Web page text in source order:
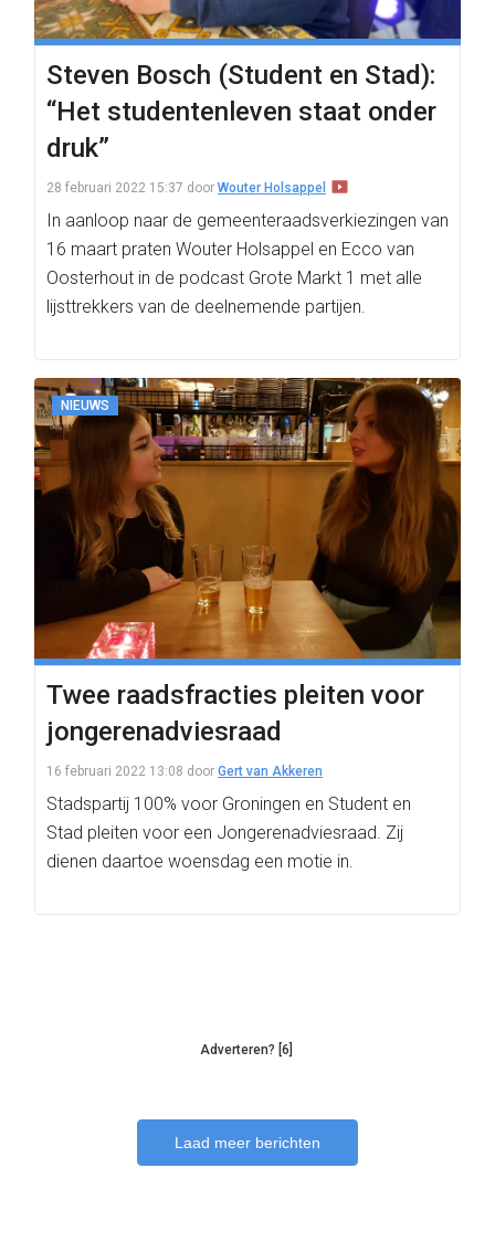
Steven Bosch (Student en Stad):
“Het studentenleven staat onder
druk”
28 februari 2022 15:37 door Wouter Holsappel
In aanloop naar de gemeenteraadsverkiezingen van
16 maart praten Wouter Holsappel en Ecco van
Oosterhout in de podcast Grote Markt 1 met alle
lijsttrekkers van de deelnemende partijen.
NIEUWS
Twee raadsfracties pleiten voor
jongerenadviesraad
16 februari 2022 13:08 door Gert van Akkeren
Stadspartij 100% voor Groningen en Student en
Stad pleiten voor een Jongerenadviesraad. Zij
dienen daartoe woensdag een motie in.
Adverteren? [6]
Laad meer berichten